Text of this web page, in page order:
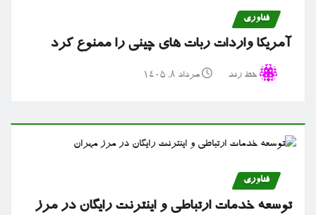
فناوری
آمریکا واردات ربات های چینی را ممنوع کرد
خط رند مرداد ۸, ۱۴۰۵
فناوری
توسعه خدمات ارتباطی و اینترنت رایگان در مرز